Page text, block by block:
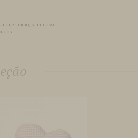
meio, sem nossa